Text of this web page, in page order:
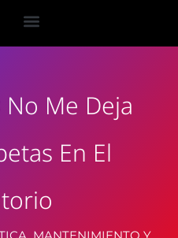
Me Deja
En El